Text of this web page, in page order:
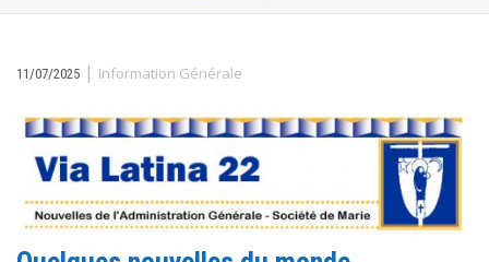
11/07/2025 | Information Générale